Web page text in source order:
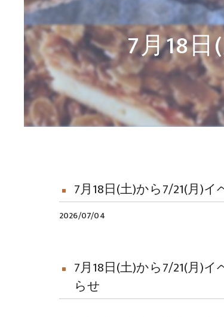
7月18
7月18日(土)から7/21(月)
2026/07/04
7月18日(土)から7/21(月)
らせ